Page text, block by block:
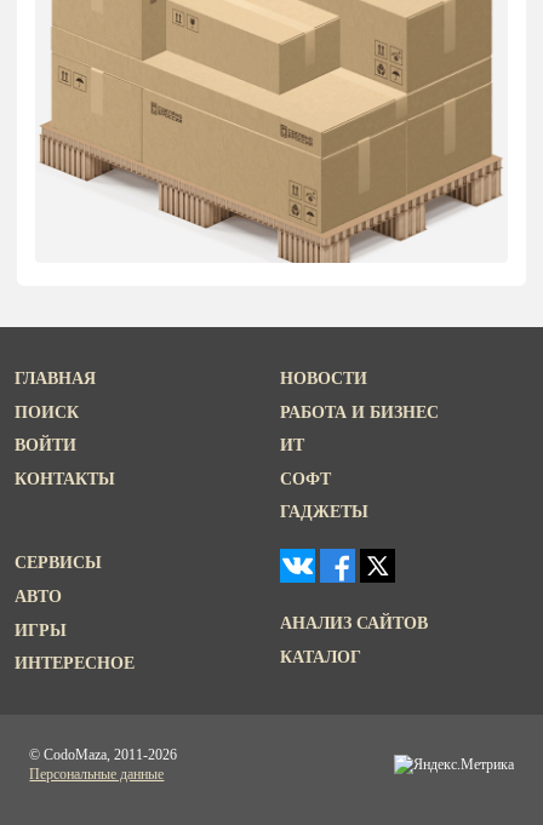
ГЛАВНАЯ
ПОИСК
ВОЙТИ
КОНТАКТЫ
НОВОСТИ
РАБОТА И БИЗНЕС
ИТ
СОФТ
ГАДЖЕТЫ
СЕРВИСЫ
АВТО
ИГРЫ
ИНТЕРЕСНОЕ
АНАЛИЗ САЙТОВ
КАТАЛОГ
© CodoMaza, 2011-2026
Персональные данные